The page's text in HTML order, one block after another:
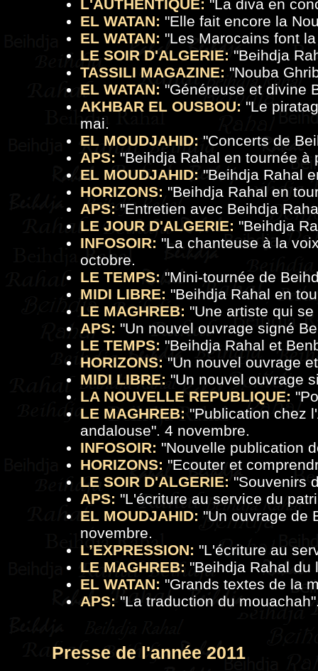
L'AUTHENTIQUE: "La diva en
EL WATAN: "Elle fait encore la
EL WATAN: "Les Marocains font
LE SOIR D'ALGERIE: "Beihdja
TASSILI MAGAZINE: "Nouba
EL WATAN: "Généreuse et divine
AKHBAR EL OUSBOU: "Le
mai.
EL MOUDJAHID: "Concerts de
APS: "Beihdja Rahal en tournée à
EL MOUDJAHID: "Beihdja Rahal
HORIZONS: "Beihdja Rahal en
APS: "Entretien avec Beihdja
LE JOUR D'ALGERIE: "Beihdja
INFOSOIR: "La chanteuse à la
octobre.
LE TEMPS: "Mini-tournée de
MIDI LIBRE: "Beihdja Rahal en
LE MAGHREB: "Une artiste qui
APS: "Un nouvel ouvrage signé
LE TEMPS: "Beihdja Rahal et
HORIZONS: "Un nouvel ouvrage
MIDI LIBRE: "Un nouvel ouvrage
LA NOUVELLE REPUBLIQUE: "
LE MAGHREB: "Publication chez
andalouse". 4 novembre.
INFOSOIR: "Nouvelle publication
HORIZONS: "Ecouter et
LE SOIR D'ALGERIE: "Souvenirs
APS: "L'écriture au service du
EL MOUDJAHID: "Un ouvrage de
novembre.
L’EXPRESSION: "L'écriture au
LE MAGHREB: "Beihdja Rahal du
EL WATAN: "Grands textes de la
APS: "La traduction du mouachah
Presse de l'année 2011